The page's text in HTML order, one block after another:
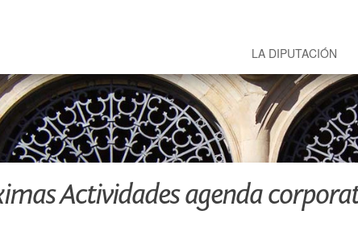
LA DIPUTACIÓN
Actividades agenda